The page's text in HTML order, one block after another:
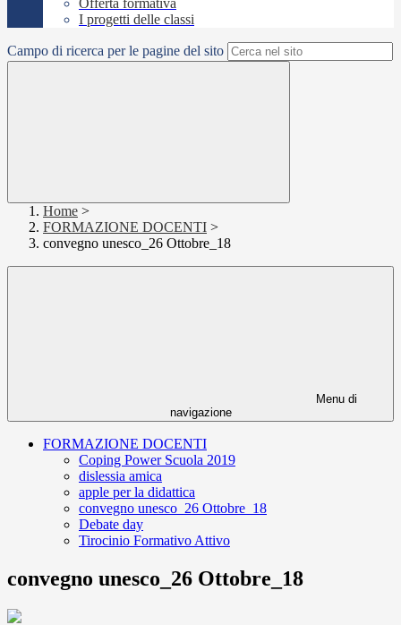
Offerta formativa
I progetti delle classi
Campo di ricerca per le pagine del sito
Home >
FORMAZIONE DOCENTI >
convegno unesco_26 Ottobre_18
Menu di
navigazione
FORMAZIONE DOCENTI
Coping Power Scuola 2019
dislessia amica
apple per la didattica
convegno unesco_26 Ottobre_18
Debate day
Tirocinio Formativo Attivo
convegno unesco_26 Ottobre_18